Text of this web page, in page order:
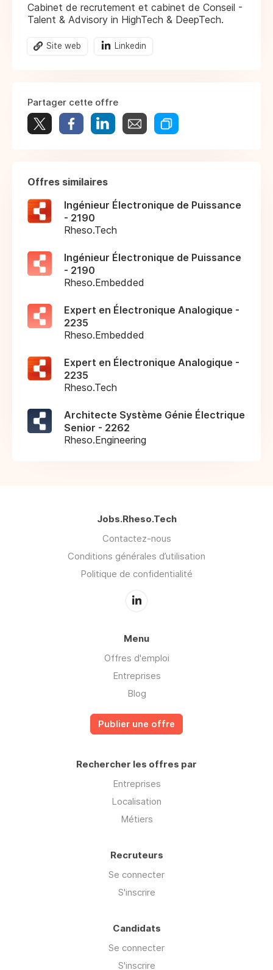
Cabinet de recrutement et cabinet de Conseil -
Talent & Advisory in HighTech & DeepTech.
Site web Linkedin
Partager cette offre
Offres similaires
Ingénieur Électronique de Puissance
- 2190
Rheso.Tech
Ingénieur Électronique de Puissance
- 2190
Rheso.Embedded
Expert en Électronique Analogique -
2235
Rheso.Embedded
Expert en Électronique Analogique -
2235
Rheso.Tech
Architecte Système Génie Électrique
Senior - 2262
Rheso.Engineering
Jobs.Rheso.Tech
Contactez-nous
Conditions générales d’utilisation
Politique de confidentialité
Menu
Offres d'emploi
Entreprises
Blog
Publier une offre
Rechercher les offres par
Entreprises
Localisation
Métiers
Recruteurs
Se connecter
S'inscrire
Candidats
Se connecter
S'inscrire